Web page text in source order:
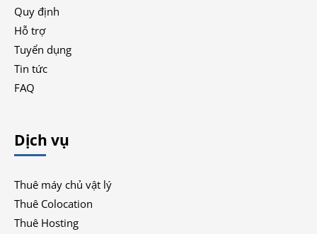
Quy định
Hỗ trợ
Tuyển dụng
Tin tức
FAQ
Dịch vụ
Thuê máy chủ vật lý
Thuê Colocation
Thuê Hosting